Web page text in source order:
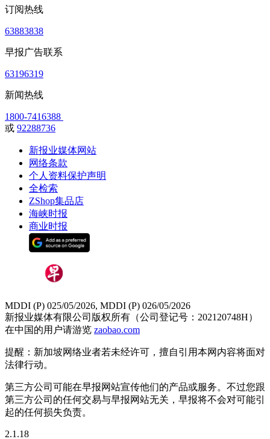
订阅热线
63883838
早报广告联系
63196319
新闻热线
1800-7416388
或 92288736
新报业媒体网站
网络条款
个人资料保护声明
全检索
ZShop集品店
海峡时报
商业时报
MDDI (P) 025/05/2026, MDDI (P) 026/05/2026
新报业媒体有限公司版权所有（公司登记号：202120748H）
在中国的用户请游览 zaobao.com
提醒：新加坡网络业者若未经许可，擅自引用本网内容将面对
法律行动。
第三方公司可能在早报网站宣传他们的产品或服务。不过您跟
第三方公司的任何交易与早报网站无关，早报将不会对可能引
起的任何损失负责。
2.1.18